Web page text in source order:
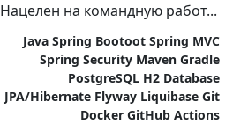
Нацелен на командную работ...
Java Spring Bootoot Spring MVC
Spring Security Maven Gradle
PostgreSQL H2 Database
JPA/Hibernate Flyway Liquibase Git
Docker GitHub Actions